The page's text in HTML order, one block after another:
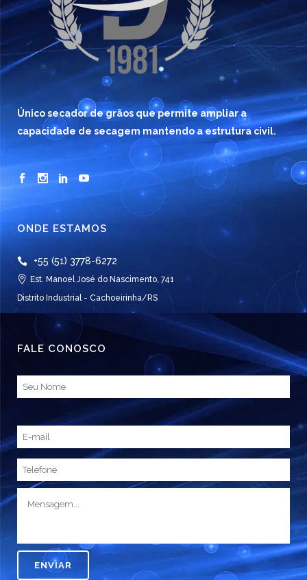
Único secador de grãos que permite ampliar a
capacidade de secagem mantendo a estrutura civil.
ONDE ESTAMOS
+55 (51) 3778-6272
Est. Manoel José do Nascimento, 741
Distrito Industrial - Cachoeirinha/RS
FALE CONOSCO